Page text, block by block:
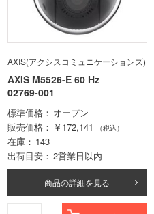
AXIS(アクシスコミュニケーションズ)
AXIS M5526-E 60 Hz
02769-001
標準価格
オープン
販売価格
￥172,141 （税込）
在庫
143
出荷目安
2営業日以内
商品の詳細を見る